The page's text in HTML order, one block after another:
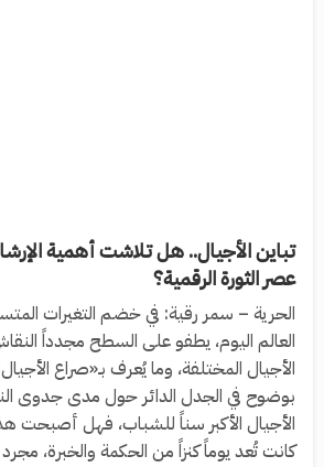
تباين الأجيال.. هل تلاشت أهمية
عصر الثورة الرقمية؟
الحرية – سمر رقية: في خضم التغيرات
العالم اليوم، يطفو على السطح مجدداً
الأجيال المختلفة، وما يُعرف بـ«صراع
بوضوح في الجدل الدائر حول مدى جدوى
الأجيال الأكبر سناً للشباب، فهل أصبحت
كانت تُعد يوماً كنزاً من الحكمة والخبرة،